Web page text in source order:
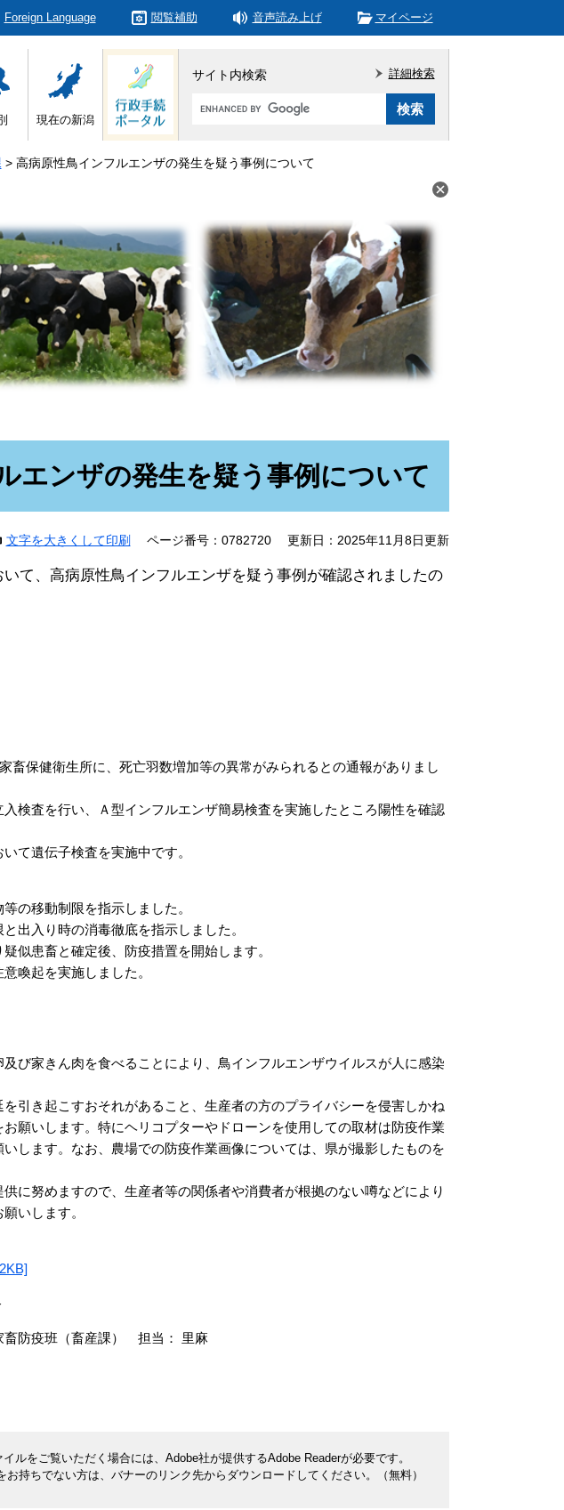
Foreign Language 閲覧補助 音声読み上げ マイページ
現在の新潟
サイト内検索
Google
タ
詳細検索
> 高病原性鳥インフルエンザの発生を疑う事例について
エンザの発生を疑う事例について
文字を大きくして印刷 ページ番号：0782720 更新日：2025年11月8日更新
て、高病原性鳥インフルエンザを疑う事例が確認されましたの
畜保健衛生所に、死亡羽数増加等の異常がみられるとの通報がありまし
入検査を行い、Ａ型インフルエンザ簡易検査を実施したところ陽性を確認
て遺伝子検査を実施中です。
の移動制限を指示しました。
出入り時の消毒徹底を指示しました。
似患畜と確定後、防疫措置を開始します。
喚起を実施しました。
及び家きん肉を食べることにより、鳥インフルエンザウイルスが人に感染
を引き起こすおそれがあること、生産者の方のプライバシーを侵害しかね
願いします。特にヘリコプターやドローンを使用しての取材は防疫作業
します。なお、農場での防疫作業画像については、県が撮影したものを
供に努めますので、生産者等の関係者や消費者が根拠のない噂などにより
いします。
防疫班（畜産課） 担当： 里麻
ルをご覧いただく場合には、Adobe社が提供するAdobe Readerが必要です。
お持ちでない方は、バナーのリンク先からダウンロードしてください。（無料）